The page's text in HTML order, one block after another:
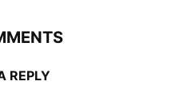
REPLY